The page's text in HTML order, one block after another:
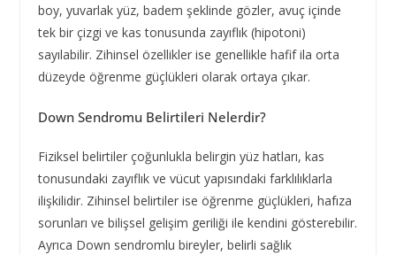
boy, yuvarlak yüz, badem şeklinde gözler, avuç içinde
tek bir çizgi ve kas tonusunda zayıflık (hipotoni)
sayılabilir. Zihinsel özellikler ise genellikle hafif ila orta
düzeyde öğrenme güçlükleri olarak ortaya çıkar.
Down Sendromu Belirtileri Nelerdir?
Fiziksel belirtiler çoğunlukla belirgin yüz hatları, kas
tonusundaki zayıflık ve vücut yapısındaki farklılıklarla
ilişkilidir. Zihinsel belirtiler ise öğrenme güçlükleri, hafıza
sorunları ve bilişsel gelişim geriliği ile kendini gösterebilir.
Ayrıca Down sendromlu bireyler, belirli sağlık